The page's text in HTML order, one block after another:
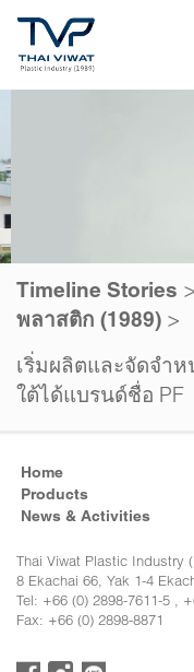
Timeline Stories
พลาสติก (1989) >
เริ่มผลิตและจัดจำ
ใต้ได้แบรนด์ชื่อ PF
Home
Products
News & Activities
Thai Viwat Plastic Industry
8 Ekachai 66, Yak 1-4
Tel: +66 (0) 2898-7611-5 ,
Fax: +66 (0) 2898-8871